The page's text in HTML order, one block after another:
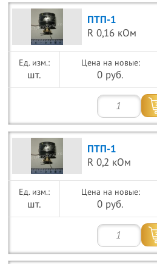
ПТП-1
R 0,16 кОм
шт.
Цена на новые:
0 руб.
ПТП-1
R 0,2 кОм
шт.
Цена на новые:
0 руб.